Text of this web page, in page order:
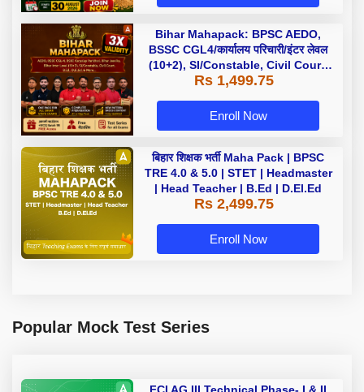
Bihar Mahapack: BPSC AEDO,
BSSC CGL4/कार्यालय परिचारी/इंटर लेवल
(10+2), SI/Constable, Civil Court,
B.Ed. D.El.Ed. & More
Rs 1,499.75
Enroll Now
बिहार शिक्षक भर्ती Maha Pack | BPSC
TRE 4.0 & 5.0 | STET | Headmaster
| Head Teacher | B.Ed | D.El.Ed
Rs 2,499.75
Enroll Now
Popular Mock Test Series